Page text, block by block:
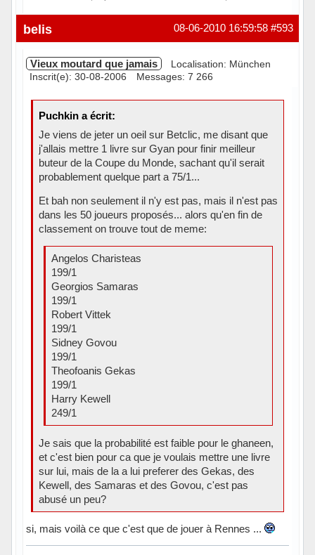
Hors ligne #593
08-06-2010 16:59:58
belis
Vieux moutard que jamais
Localisation: München
Inscrit(e): 30-08-2006
Messages: 7 266
Puchkin a écrit:
Je viens de jeter un oeil sur Betclic, me disant que
j'allais mettre 1 livre sur Gyan pour finir meilleur
buteur de la Coupe du Monde, sachant qu'il serait
probablement quelque part a 75/1...
Et bah non seulement il n'y est pas, mais il n'est pas
dans les 50 joueurs proposés... alors qu'en fin de
classement on trouve tout de meme:
Angelos Charisteas
199/1
Georgios Samaras
199/1
Robert Vittek
199/1
Sidney Govou
199/1
Theofoanis Gekas
199/1
Harry Kewell
249/1
Je sais que la probabilité est faible pour le ghaneen,
et c'est bien pour ca que je voulais mettre une livre
sur lui, mais de la a lui preferer des Gekas, des
Kewell, des Samaras et des Govou, c'est pas
abusé un peu?
si, mais voilà ce que c'est que de jouer à Rennes ...